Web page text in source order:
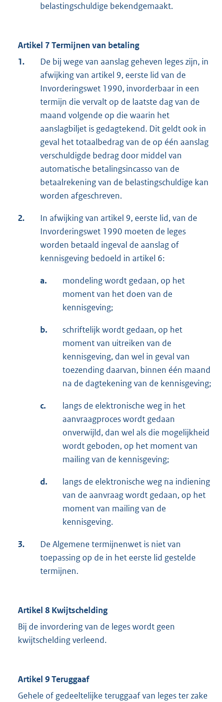
belastingschuldige bekendgemaakt.
Artikel 7 Termijnen van betaling
1.
De bij wege van aanslag geheven leges zijn, in
afwijking van artikel 9, eerste lid van de
Invorderingswet 1990, invorderbaar in een
termijn die vervalt op de laatste dag van de
maand volgende op die waarin het
aanslagbiljet is gedagtekend. Dit geldt ook in
geval het totaalbedrag van de op één aanslag
verschuldigde bedrag door middel van
automatische betalingsincasso van de
betaalrekening van de belastingschuldige kan
worden afgeschreven.
2.
In afwijking van artikel 9, eerste lid, van de
Invorderingswet 1990 moeten de leges
worden betaald ingeval de aanslag of
kennisgeving bedoeld in artikel 6:
a.
mondeling wordt gedaan, op het
moment van het doen van de
kennisgeving;
b.
schriftelijk wordt gedaan, op het
moment van uitreiken van de
kennisgeving, dan wel in geval van
toezending daarvan, binnen één maand
na de dagtekening van de kennisgeving;
c.
langs de elektronische weg in het
aanvraagproces wordt gedaan
onverwijld, dan wel als die mogelijkheid
wordt geboden, op het moment van
mailing van de kennisgeving;
d.
langs de elektronische weg na indiening
van de aanvraag wordt gedaan, op het
moment van mailing van de
kennisgeving.
3.
De Algemene termijnenwet is niet van
toepassing op de in het eerste lid gestelde
termijnen.
Artikel 8 Kwijtschelding
Bij de invordering van de leges wordt geen
kwijtschelding verleend.
Artikel 9 Teruggaaf
Gehele of gedeeltelijke teruggaaf van leges ter zake